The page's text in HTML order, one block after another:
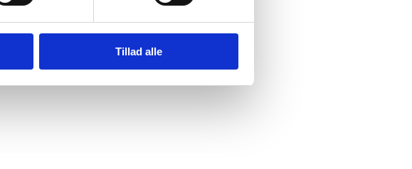
Tillad alle